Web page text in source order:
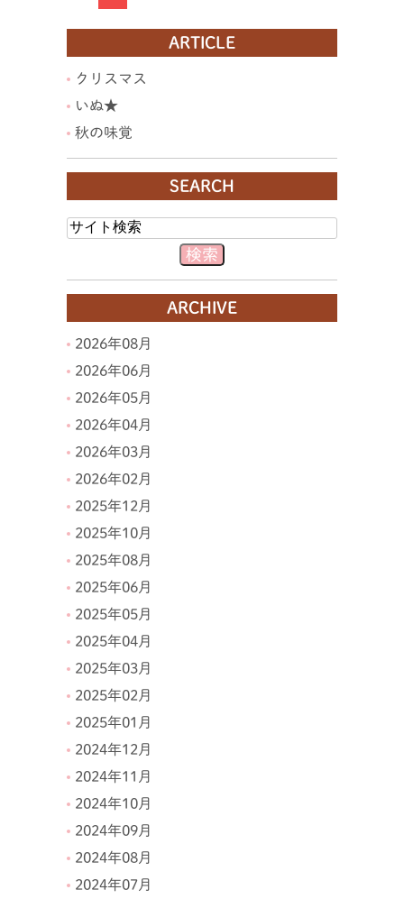
ARTICLE
クリスマス
いぬ★
秋の味覚
SEARCH
ARCHIVE
2026年08月
2026年06月
2026年05月
2026年04月
2026年03月
2026年02月
2025年12月
2025年10月
2025年08月
2025年06月
2025年05月
2025年04月
2025年03月
2025年02月
2025年01月
2024年12月
2024年11月
2024年10月
2024年09月
2024年08月
2024年07月